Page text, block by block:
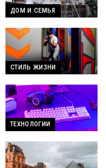
ДОМ И СЕМЬЯ
СТИЛЬ ЖИЗНИ
ТЕХНОЛОГИИ